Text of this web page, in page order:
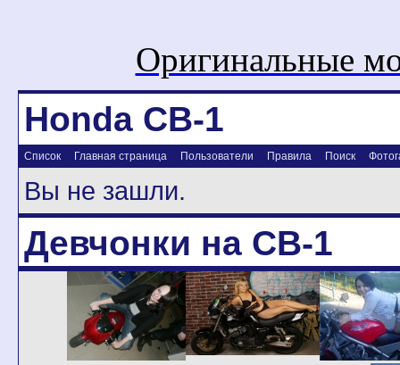
Оригинальные
Honda CB-1
Список Главная страница Пользователи Правила Поиск
Вы не зашли.
Девчонки на CB-1